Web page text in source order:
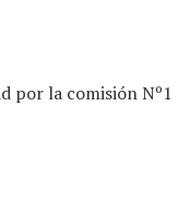
por la comisión Nº1